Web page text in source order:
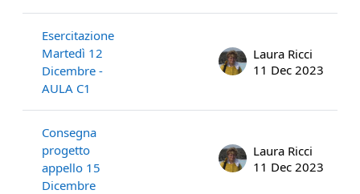
Esercitazione
Martedì 12
Dicembre -
AULA C1
Laura Ricci
11 Dec 2023
Consegna
progetto
appello 15
Dicembre
Laura Ricci
11 Dec 2023